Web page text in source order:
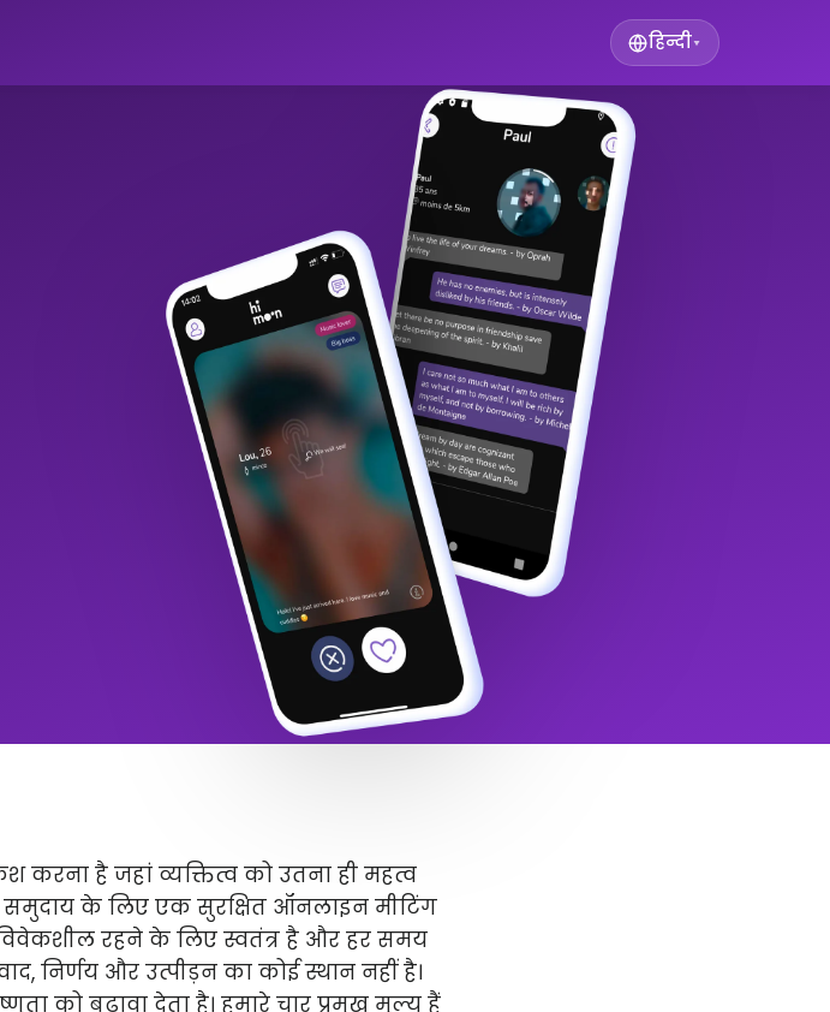
हिन्दी▾
है जहां व्यक्तित्व को उतना ही महत्व
समुदाय के लिए एक सुरक्षित ऑनलाइन मीटिंग
विवेकशील रहने के लिए स्वतंत्र है और हर समय
निर्णय और उत्पीड़न का कोई स्थान नहीं है।
को बढ़ावा देता है। हमारे चार प्रमुख मूल्य हैं